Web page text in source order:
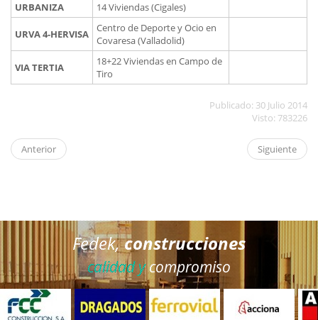
URBANIZA
14 Viviendas (Cigales)
URVA 4-HERVISA
Centro de Deporte y Ocio en
Covaresa (Valladolid)
VIA TERTIA
18+22 Viviendas en Campo de
Tiro
Publicado: 30 Julio 2014
Visto: 783226
Anterior Siguiente
Fedek,construcciones
calidad ycompromiso